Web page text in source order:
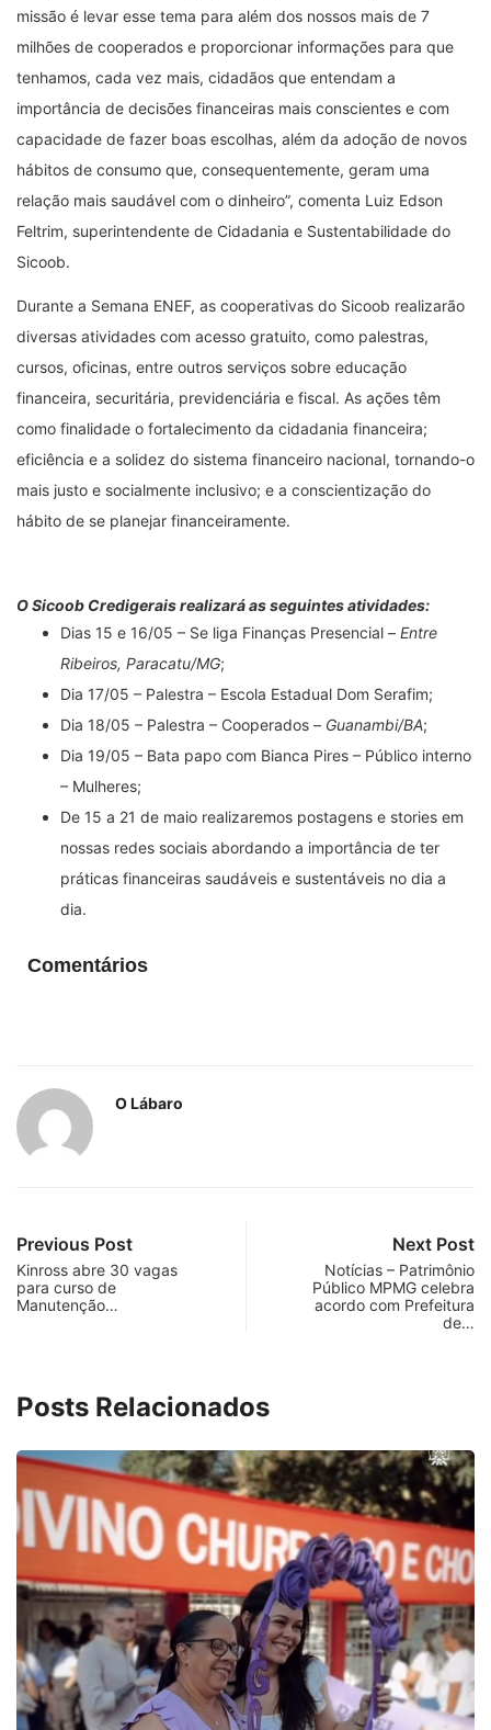
missão é levar esse tema para além dos nossos mais de 7
milhões de cooperados e proporcionar informações para que
tenhamos, cada vez mais, cidadãos que entendam a
importância de decisões financeiras mais conscientes e com
capacidade de fazer boas escolhas, além da adoção de novos
hábitos de consumo que, consequentemente, geram uma
relação mais saudável com o dinheiro”, comenta Luiz Edson
Feltrim, superintendente de Cidadania e Sustentabilidade do
Sicoob.
Durante a Semana ENEF, as cooperativas do Sicoob realizarão
diversas atividades com acesso gratuito, como palestras,
cursos, oficinas, entre outros serviços sobre educação
financeira, securitária, previdenciária e fiscal. As ações têm
como finalidade o fortalecimento da cidadania financeira;
eficiência e a solidez do sistema financeiro nacional, tornando-o
mais justo e socialmente inclusivo; e a conscientização do
hábito de se planejar financeiramente.
O Sicoob Credigerais realizará as seguintes atividades:
Dias 15 e 16/05 – Se liga Finanças Presencial – Entre
Ribeiros, Paracatu/MG;
Dia 17/05 – Palestra – Escola Estadual Dom Serafim;
Dia 18/05 – Palestra – Cooperados – Guanambi/BA;
Dia 19/05 – Bata papo com Bianca Pires – Público interno
– Mulheres;
De 15 a 21 de maio realizaremos postagens e stories em
nossas redes sociais abordando a importância de ter
práticas financeiras saudáveis e sustentáveis no dia a
dia.
Comentários
O Lábaro
Previous Post
Kinross abre 30 vagas
para curso de
Manutenção…
Next Post
Notícias – Patrimônio
Público MPMG celebra
acordo com Prefeitura
de…
Posts Relacionados